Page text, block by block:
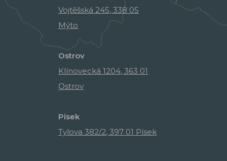
Vojtěšská 245, 338 05
Mýto
Ostrov
Klínovecká 1204, 363 01
Ostrov
Písek
Tylova 382/2, 397 01 Písek